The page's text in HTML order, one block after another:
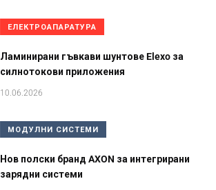
ЕЛЕКТРОАПАРАТУРА
Ламинирани гъвкави шунтове Elexo за
силнотокови приложения
10.06.2026
МОДУЛНИ СИСТЕМИ
Нов полски бранд AXON за интегрирани
зарядни системи